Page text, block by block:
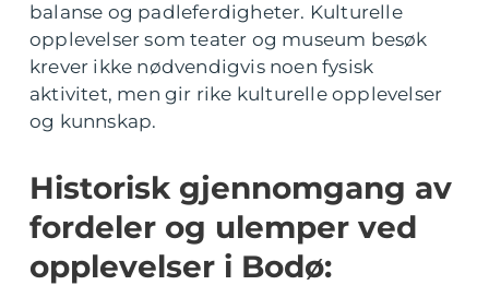
balanse og padleferdigheter. Kulturelle
opplevelser som teater og museum besøk
krever ikke nødvendigvis noen fysisk
aktivitet, men gir rike kulturelle opplevelser
og kunnskap.
Historisk gjennomgang av
fordeler og ulemper ved
opplevelser i Bodø: